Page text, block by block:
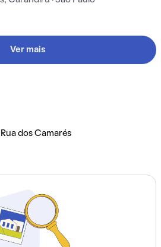
Ver mais
Rua dos Camarés